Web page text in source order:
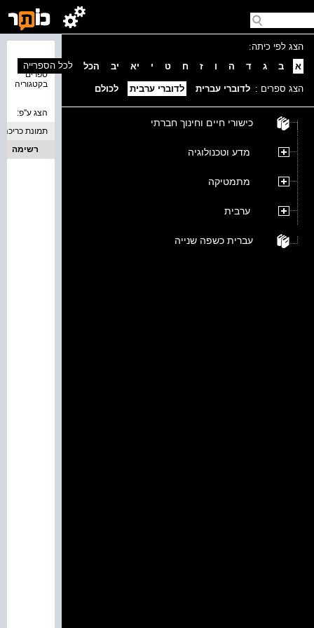
הצג לפי כיתה:
א
ב ג ד ה ו ז ח ט י יא יב הכל
הצג ספרים : לדוברי עברית לדוברי ערבית לכולם
כישורי חיים וחינוך חברתי
מדע וטכנולוגיה
מתמטיקה
ערבית
עברית כשפה שנייה
ספרים
בקטגוריה
לכל הספרייה
הצג ע''פ:
תמונת כריכה
רשימה